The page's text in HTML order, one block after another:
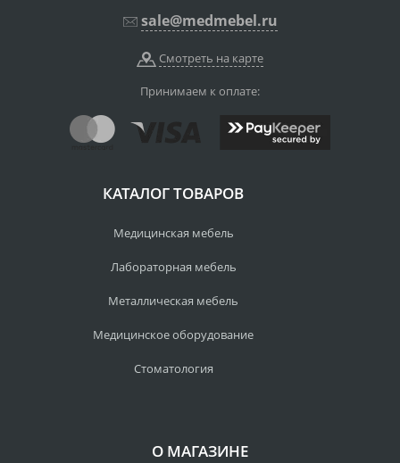
sale@medmebel.ru
Смотреть на карте
Принимаем к оплате:
КАТАЛОГ ТОВАРОВ
Медицинская мебель
Лабораторная мебель
Металлическая мебель
Медицинское оборудование
Стоматология
О МАГАЗИНЕ